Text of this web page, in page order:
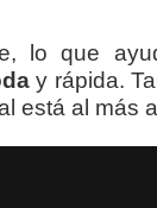
lo que
y rápida.
está al más